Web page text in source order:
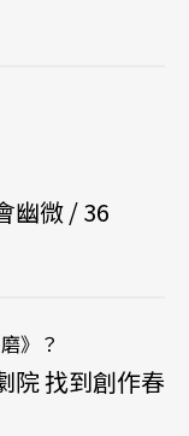
幽微 / 36
》？
院 找到創作春